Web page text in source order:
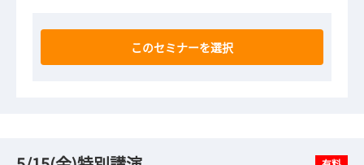
このセミナーを選択